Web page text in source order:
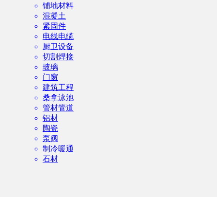
铺地材料
混凝土
紧固件
电线电缆
厨卫设备
切割焊接
玻璃
门窗
建筑工程
桑拿泳池
管材管道
铝材
陶瓷
泵阀
制冷暖通
石材